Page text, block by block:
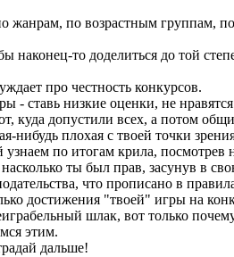
жанрам, по возрастным группам,
наконец-то доделиться до той
про честность конкурсов.
- ставь низкие оценки, не
куда допустили всех, а потом
нибудь плохая с твоей точки
по итогам крила, посмотрев
ты был прав, засунув в
что прописано в
достижения "твоей" игры на
шлак, вот только
этим.
дальше!